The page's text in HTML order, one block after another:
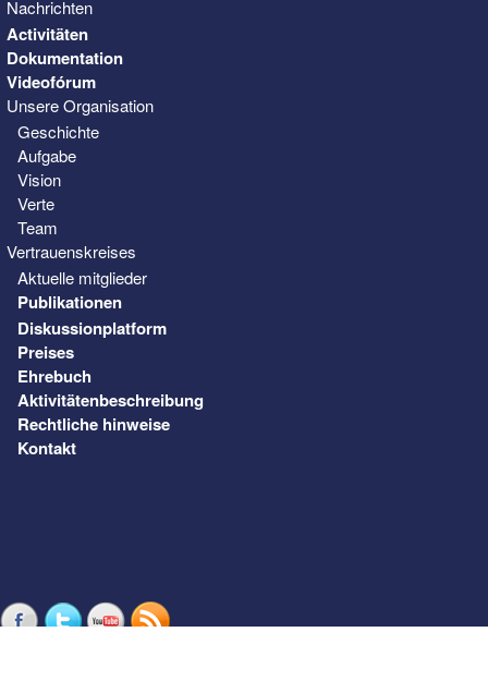
Nachrichten
Activitäten
Dokumentation
Videofórum
Unsere Organisation
Geschichte
Aufgabe
Vision
Verte
Team
Vertrauenskreises
Aktuelle mitglieder
Publikationen
Diskussionplatform
Preises
Ehrebuch
Aktivitätenbeschreibung
Rechtliche hinweise
Kontakt